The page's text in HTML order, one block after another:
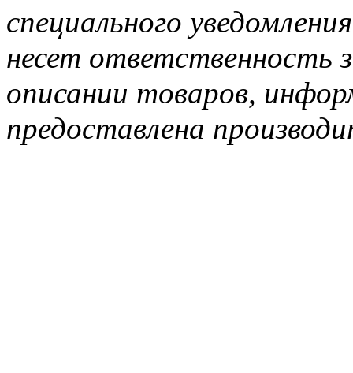
специального
несет ответственность
описании товаров,
предоставлена